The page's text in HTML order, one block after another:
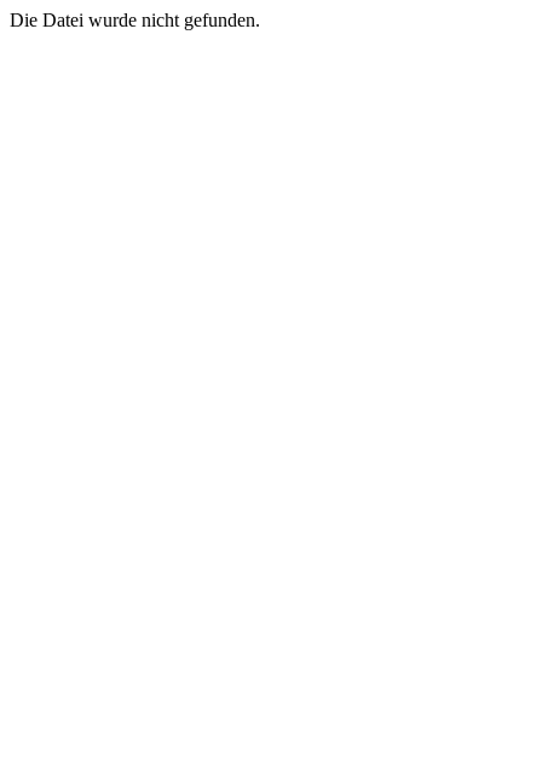
Die Datei wurde nicht gefunden.